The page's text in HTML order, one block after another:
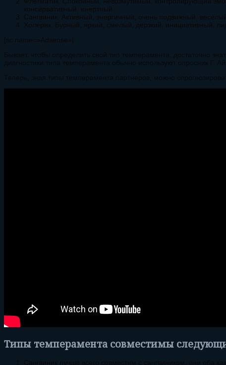
консервативный, инертный.
Сангвиник. Активный, энергичный, очень подвижный,
Холерик. Бурный, яркий, смелый, дерзкий, инициативный,
[sc name=»Adsense»]
Бывает, чтобы определить свой тип темперамента, достаточно
диагностики типа темперамента обычно используют опросник Г.
Теперь, зная типы темперамента партнеров, можно
Типы темперамента совместимы
Сангвиник лучше всего совместим с сангвиником, они оба